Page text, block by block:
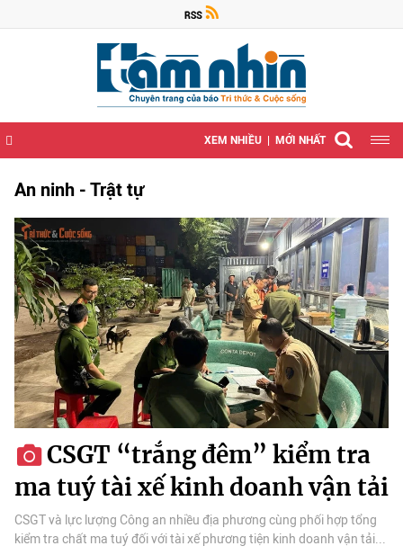
XEM NHIỀU MỚI NHẤT
An ninh - Trật tự
CSGT “trắng đêm” kiểm tra
ma tuý tài xế kinh doanh vận tải
CSGT và lực lượng Công an nhiều địa phương cùng phối hợp tổng
kiểm tra chất ma tuý đối với tài xế phương tiện kinh doanh vận tải...